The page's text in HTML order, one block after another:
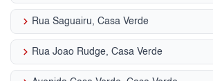
keyboard_arrow_right Rua Saguairu, Casa Verde
keyboard_arrow_right Rua Joao Rudge, Casa Verde